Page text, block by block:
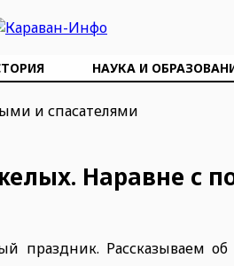
НАУКА И
Наравне с
праздник. Рассказываем